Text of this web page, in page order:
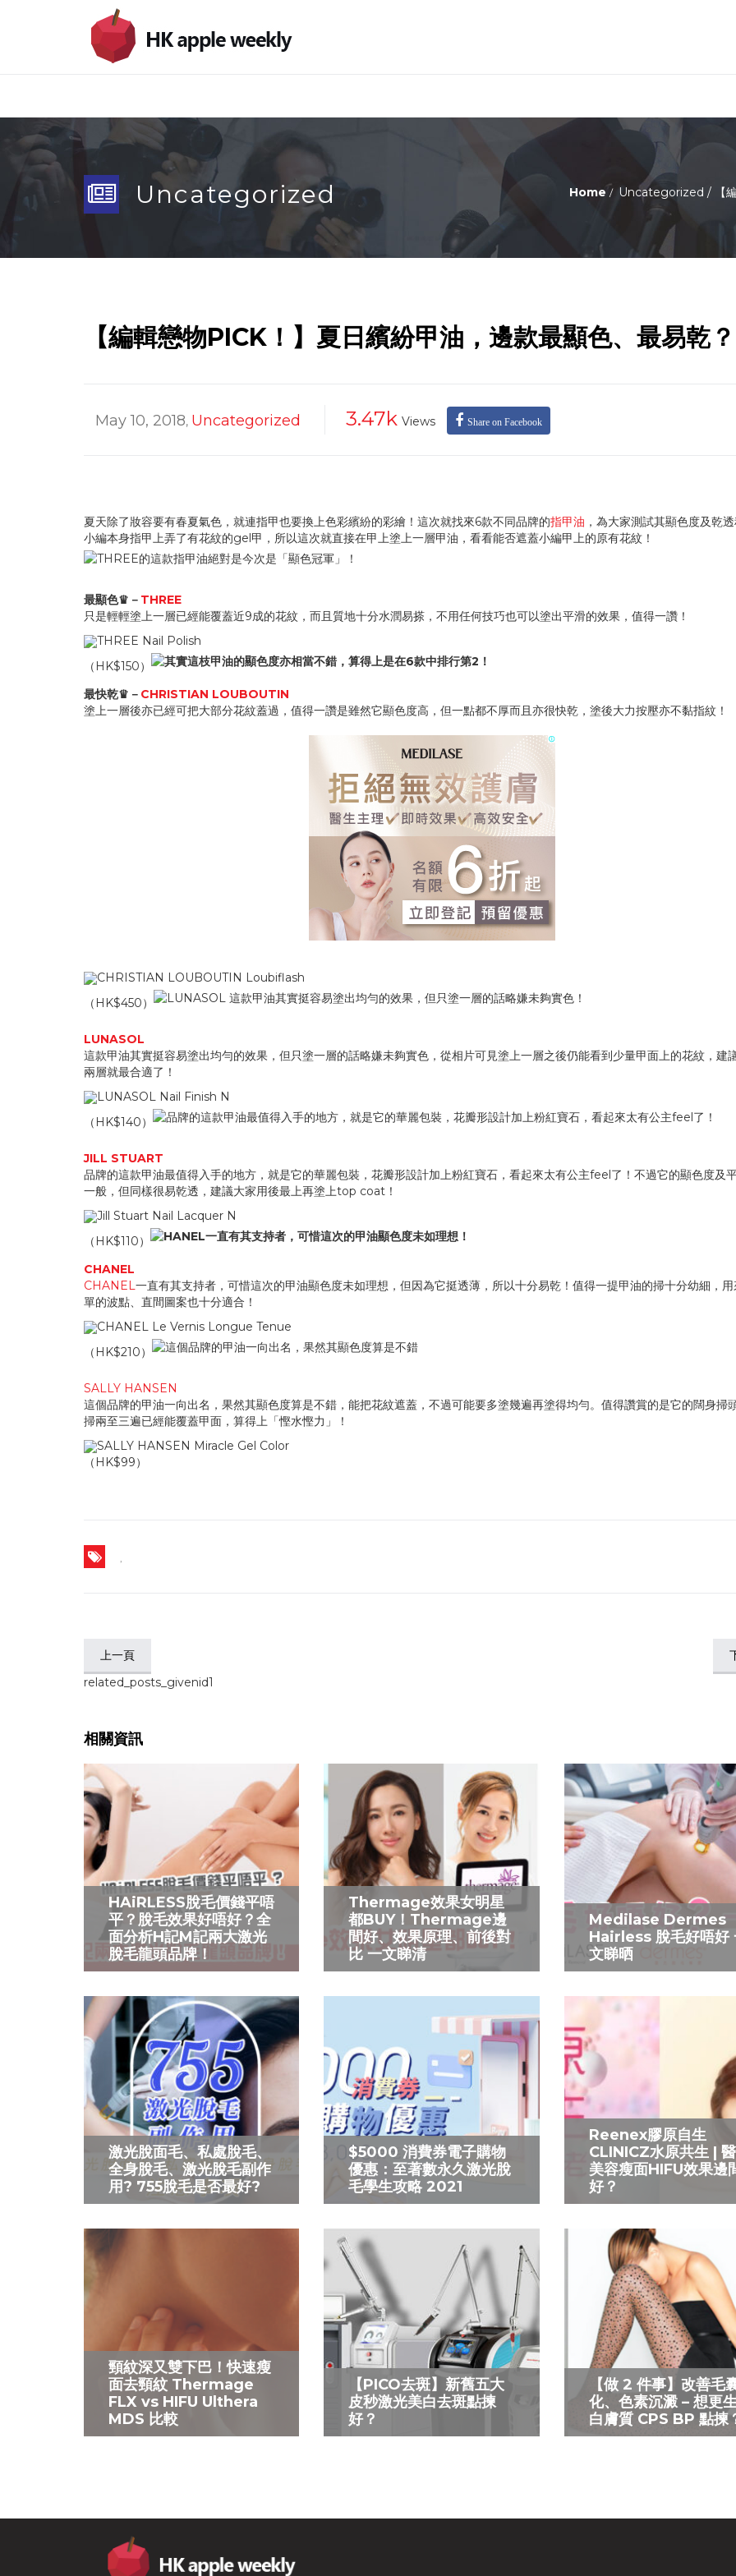
Uncategorized Home Uncategorized / 【
【編輯戀物PICK！】夏日繽紛甲油，邊款最顯色、最易乾？
May 10, 2018, Uncategorized 3.47k Views Share on Facebook
夏天除了妝容要有春夏氣色，就連指甲也要換上色彩繽紛的彩繪！這次就找來6款不同品牌的指甲油 ，為大家測試其顯色度及乾
小編本身指甲上弄了有花紋的gel甲，所以這次就直接在甲上塗上一層甲油，看看能否遮蓋小編甲上的原有花紋！
最顯色♛－ THREE
只是輕輕塗上一層已經能覆蓋近9成的花紋，而且質地十分水潤易搽，不用任何技巧也可以塗出平滑的效果，值得一讚！
THREE Nail Polish
（HK$150）
最快乾♛－ CHRISTIAN LOUBOUTIN
塗上一層後亦已經可把大部分花紋蓋過，值得一讚是雖然它顯色度高，但一點都不厚而且亦很快乾，塗後大力按壓亦不黏指紋！
CHRISTIAN LOUBOUTIN Loubiflash
（HK$450）
LUNASOL
這款甲油其實挺容易塗出均勻的效果，但只塗一層的話略嫌未夠實色，從相片可見塗上一層之後仍能看到少量甲面上的花紋，建
兩層就最合適了！
LUNASOL Nail Finish N
（HK$140）
JILL STUART
品牌的這款甲油最值得入手的地方，就是它的華麗包裝，花瓣形設計加上粉紅寶石，看起來太有公主feel了！不過它的顯色度及
一般，但同樣很易乾透，建議大家用後最上再塗上top coat！
Jill Stuart Nail Lacquer N
（HK$110）
CHANEL
CHANEL一直有其支持者，可惜這次的甲油顯色度未如理想，但因為它挺透薄，所以十分易乾！值得一提甲油的掃十分幼細，
單的波點、直間圖案也十分適合！
CHANEL Le Vernis Longue Tenue
（HK$210）
SALLY HANSEN
這個品牌的甲油一向出名，果然其顯色度算是不錯，能把花紋遮蓋，不過可能要多塗幾遍再塗得均勻。值得讚賞的是它的闊身掃
掃兩至三遍已經能覆蓋甲面，算得上「慳水慳力」！
SALLY HANSEN Miracle Gel Color
（HK$99）
,
上一頁
related_posts_givenid1
相關資訊
HAiRLESS脫毛價錢平唔
平？脫毛效果好唔好？全
面分析H記M記兩大激光
脫毛龍頭品牌！
Thermage效果女明星
都BUY！Thermage邊
間好、效果原理、前後對
比 一文睇清
Medilase Dermes
Hairless 脫毛好唔好
文睇晒
激光脫面毛、私處脫毛、
全身脫毛、激光脫毛副作
用? 755脫毛是否最好?
$5000 消費券電子購物
優惠：至著數永久激光脫
毛學生攻略 2021
Reenex膠原自生
CLINICZ水原共生 |
美容瘦面HIFU效果邊
好？
頸紋深又雙下巴！快速瘦
面去頸紋 Thermage
FLX vs HIFU Ulthera
MDS 比較
【PICO去斑】新舊五大
皮秒激光美白去斑點揀
好？
【做 2 件事】改善毛
化、色素沉澱 – 想更
白膚質 CPS BP 點揀